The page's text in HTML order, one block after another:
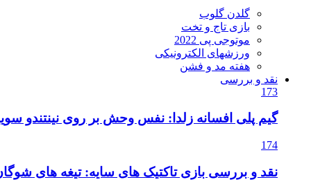
گلدن گلوب
بازی تاج و تخت
موتوجی پی 2022
ورزشهای الکترونیکی
هفته مد و فشن
نقد و بررسی
173
گیم پلی افسانه زلدا: نفس وحش بر روی نینتندو
174
نقد و بررسی بازی تاکتیک های سایه: تیغه های